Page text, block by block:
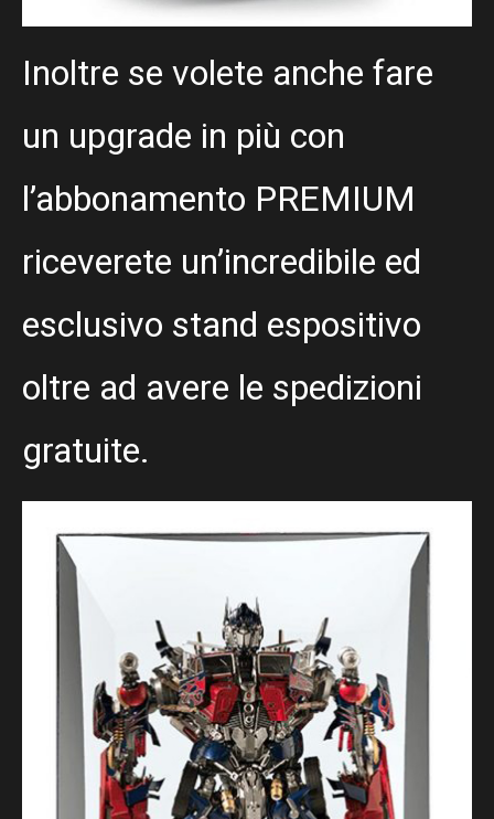
Inoltre se volete anche fare
un upgrade in più con
l’abbonamento PREMIUM
riceverete un’incredibile ed
esclusivo stand espositivo
oltre ad avere le spedizioni
gratuite.